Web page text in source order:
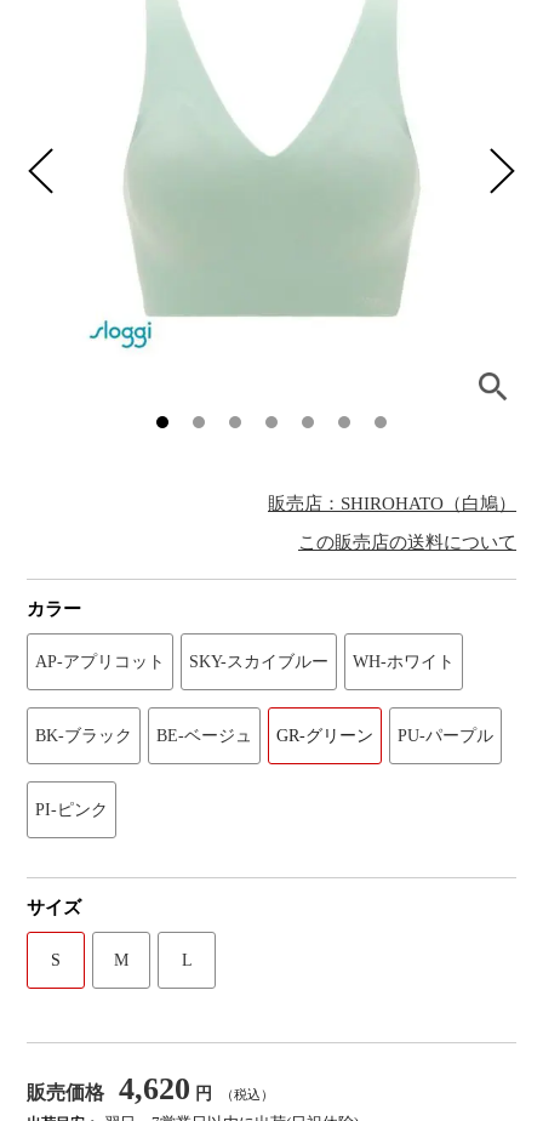
販売店：SHIROHATO（白鳩）
この販売店の送料について
カラー
AP-アプリコット SKY-スカイブルー WH-ホワイト
BK-ブラック BE-ベージュ GR-グリーン PU-パープル
PI-ピンク
サイズ
S M L
販売価格 4,620 円 （税込）